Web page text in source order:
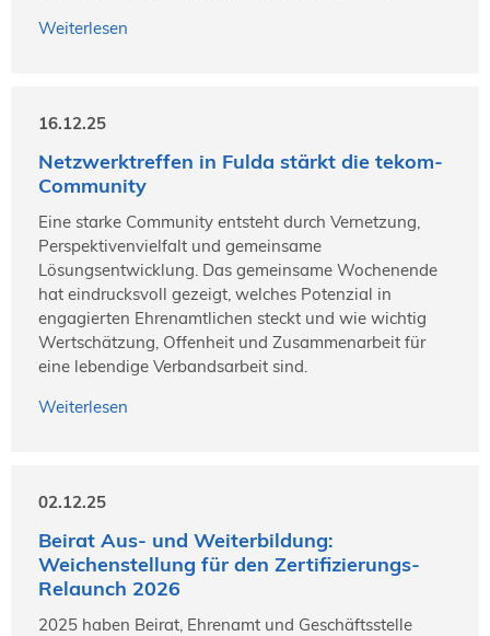
Weiterlesen
16.12.25
Netzwerktreffen in Fulda stärkt die tekom-
Community
Eine starke Community entsteht durch Vernetzung,
Perspektivenvielfalt und gemeinsame
Lösungsentwicklung. Das gemeinsame Wochenende
hat eindrucksvoll gezeigt, welches Potenzial in
engagierten Ehrenamtlichen steckt und wie wichtig
Wertschätzung, Offenheit und Zusammenarbeit für
eine lebendige Verbandsarbeit sind.
Weiterlesen
02.12.25
Beirat Aus- und Weiterbildung:
Weichenstellung für den Zertifizierungs-
Relaunch 2026
2025 haben Beirat, Ehrenamt und Geschäftsstelle